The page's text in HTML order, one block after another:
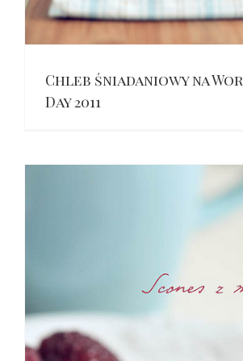
Chleb śniadaniowy na
Day 2011